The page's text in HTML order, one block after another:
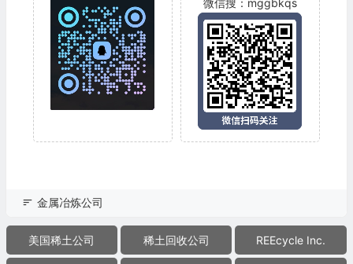
微信搜：mggbkqs
金属冶炼公司
美国稀土公司 稀土回收公司 REEcycle Inc.